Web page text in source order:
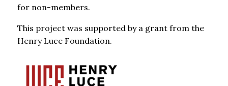
for non-members.
This project was supported by a grant from the
Henry Luce Foundation.